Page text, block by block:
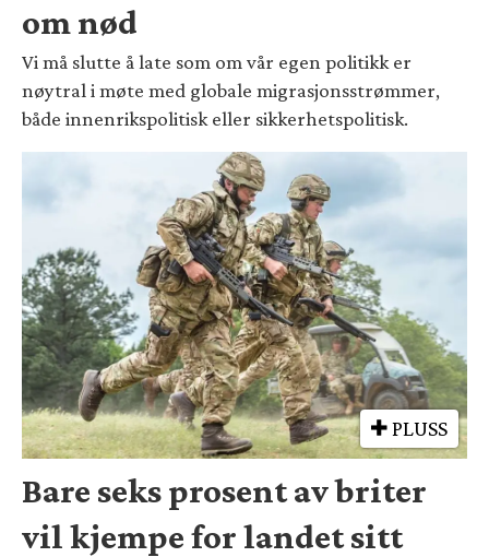
om nød
Vi må slutte å late som om vår egen politikk er
nøytral i møte med globale migrasjonsstrømmer,
både innenrikspolitisk eller sikkerhetspolitisk.
PLUSS
Bare seks prosent av briter
vil kjempe for landet sitt